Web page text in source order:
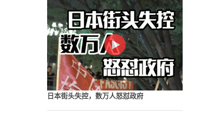
日本街头失控，数万人怒怼政府